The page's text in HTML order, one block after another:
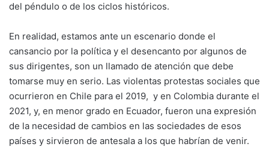
del péndulo o de los ciclos históricos.
En realidad, estamos ante un escenario donde el
cansancio por la política y el desencanto por algunos de
sus dirigentes, son un llamado de atención que debe
tomarse muy en serio. Las violentas protestas sociales que
ocurrieron en Chile para el 2019, y en Colombia durante el
2021, y, en menor grado en Ecuador, fueron una expresión
de la necesidad de cambios en las sociedades de esos
países y sirvieron de antesala a los que habrían de venir.